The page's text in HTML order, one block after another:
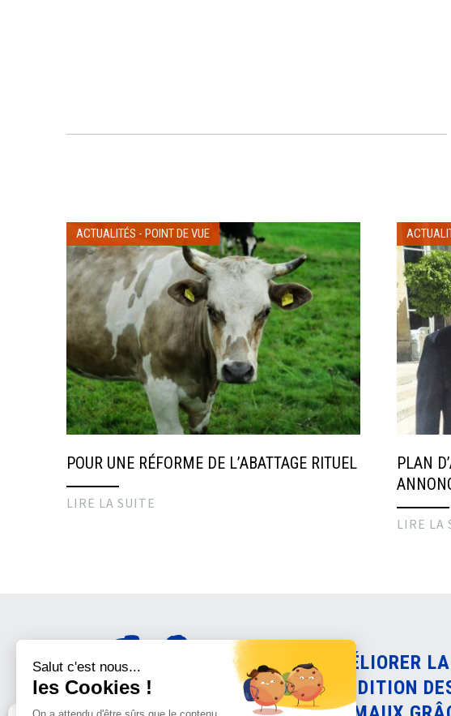
ACTUALITÉS - POINT DE VUE
POUR UNE RÉFORME DE L’ABATTAGE RITUEL
LIRE LA SUITE
PLAN
LIRE LA
AMÉLIORER LA
CONDITION